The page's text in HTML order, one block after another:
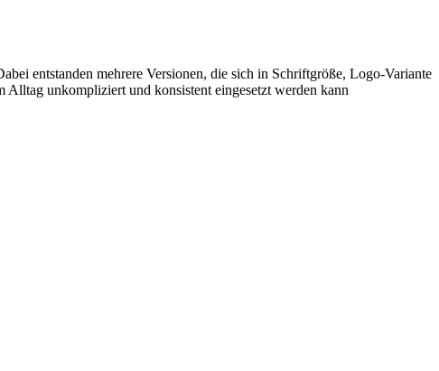
entstanden mehrere Versionen, die sich in Schriftgröße, Logo-Variante
unkompliziert und konsistent eingesetzt werden kann